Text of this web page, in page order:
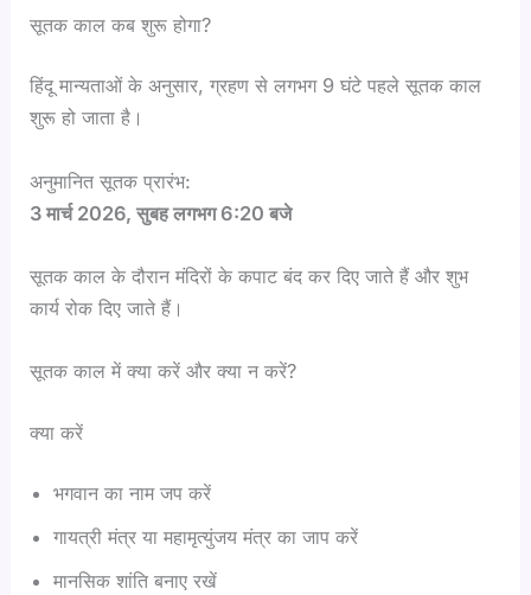
सूतक काल कब शुरू होगा?
हिंदू मान्यताओं के अनुसार, ग्रहण से लगभग 9 घंटे पहले सूतक काल
शुरू हो जाता है।
अनुमानित सूतक प्रारंभ:
3 मार्च 2026, सुबह लगभग 6:20 बजे
सूतक काल के दौरान मंदिरों के कपाट बंद कर दिए जाते हैं और शुभ
कार्य रोक दिए जाते हैं।
सूतक काल में क्या करें और क्या न करें?
क्या करें
भगवान का नाम जप करें
गायत्री मंत्र या महामृत्युंजय मंत्र का जाप करें
मानसिक शांति बनाए रखें